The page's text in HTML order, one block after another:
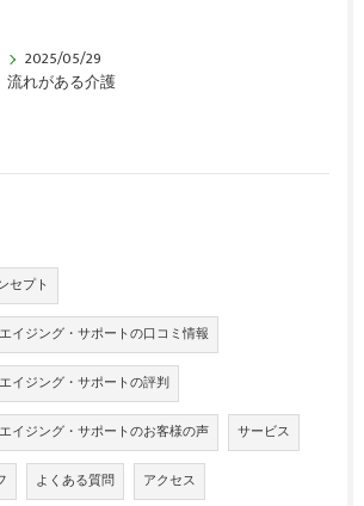
2025/05/29
流れがある介護
セプト
イジング・サポートの口コミ情報
イジング・サポートの評判
イジング・サポートのお客様の声 サービス
よくある質問 アクセス